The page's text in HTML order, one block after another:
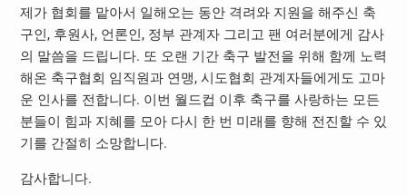
제가 협회를 맡아서 일해오는 동안 격려와 지원을 해주신 축
구인, 후원사, 언론인, 정부 관계자 그리고 팬 여러분에게 감사
의 말씀을 드립니다. 또 오랜 기간 축구 발전을 위해 함께 노력
해온 축구협회 임직원과 연맹, 시도협회 관계자들에게도 고마
운 인사를 전합니다. 이번 월드컵 이후 축구를 사랑하는 모든
분들이 힘과 지혜를 모아 다시 한 번 미래를 향해 전진할 수 있
기를 간절히 소망합니다.
감사합니다.